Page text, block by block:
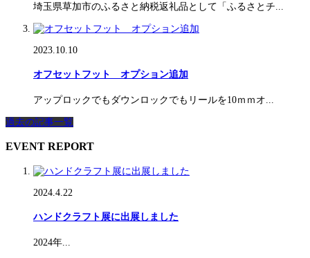
埼玉県草加市のふるさと納税返礼品として「ふるさとチ...
2023.10.10
オフセットフット オプション追加
アップロックでもダウンロックでもリールを10ｍｍオ...
過去の記事一覧
EVENT REPORT
2024.4.22
ハンドクラフト展に出展しました
2024年...